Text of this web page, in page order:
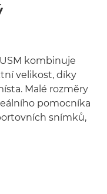
kombinuje
velikost, díky
Malé rozměry
pomocníka
snímků,